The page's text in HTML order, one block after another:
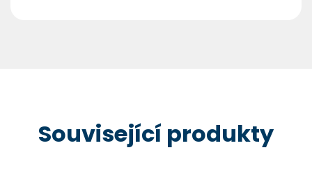
Související produkty